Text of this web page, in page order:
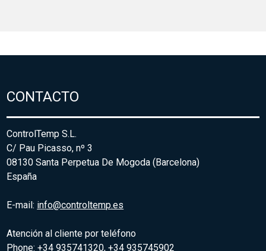
CONTACTO
ControlTemp S.L.
C/ Pau Picasso, nº 3
08130 Santa Perpetua De Mogoda (Barcelona)
España
E-mail: info@controltemp.es
Atención al cliente por teléfono
Phone: +34 935741320, +34 935745902